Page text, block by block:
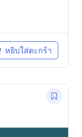
หยิบใส่ตะกร้า